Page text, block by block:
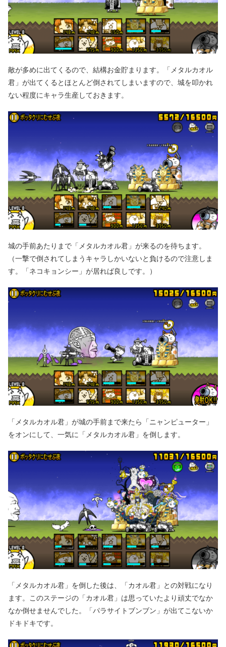
敵が多めに出てくるので、結構お金貯まります。「メタルカオル
君」が出てくるとほとんど倒されてしまいますので、城を叩かれ
ない程度にキャラ生産しておきます。
城の手前あたりまで「メタルカオル君」が来るのを待ちます。
（一撃で倒されてしまうキャラしかいないと負けるので注意しま
す。「ネコキョンシー」が居れば良しです。）
「メタルカオル君」が城の手前まで来たら「ニャンピューター」
をオンにして、一気に「メタルカオル君」を倒します。
「メタルカオル君」を倒した後は、「カオル君」との対戦になり
ます。このステージの「カオル君」は思っていたより頑丈でなか
なか倒せませんでした。「パラサイトブンブン」が出てこないか
ドキドキです。